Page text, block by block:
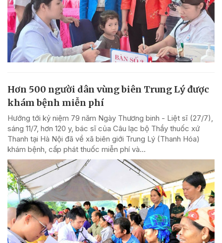
Hơn 500 người dân vùng biên Trung Lý được
khám bệnh miễn phí
Hướng tới kỷ niệm 79 năm Ngày Thương binh - Liệt sĩ (27/7),
sáng 11/7, hơn 120 y, bác sĩ của Câu lạc bộ Thầy thuốc xứ
Thanh tại Hà Nội đã về xã biên giới Trung Lý (Thanh Hóa)
khám bệnh, cấp phát thuốc miễn phí và...